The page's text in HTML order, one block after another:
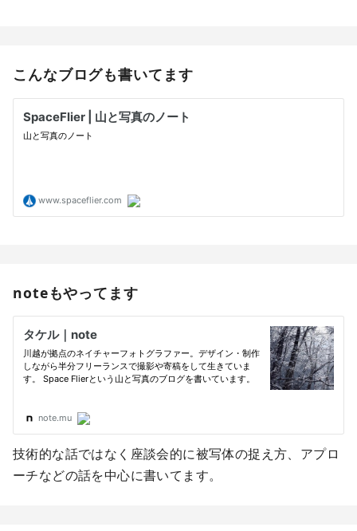
こんなブログも書いてます
noteもやってます
技術的な話ではなく座談会的に被写体の捉え方、アプロ
ーチなどの話を中心に書いてます。